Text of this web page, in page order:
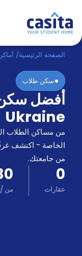
الرئيسية عربي
دخول
حجز
السكن
نحن؟
المدونة
أخبر
أصدقائك
اكسب
كن
الصفحة الرئيسية/
سكن طلاب
أفضل
Ukraine
من مساكن الطلاب
الخاصة - اكتشف
من جامعتك.
0
عقارات من /